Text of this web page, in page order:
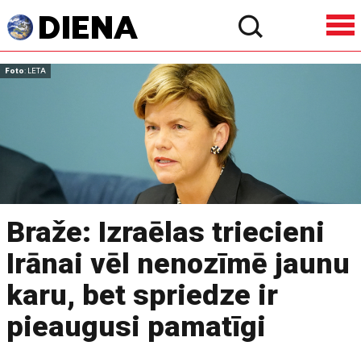
Foto: LETA
Braže: Izraēlas triecieni
Irānai vēl nenozīmē jaunu
karu, bet spriedze ir
pieaugusi pamatīgi